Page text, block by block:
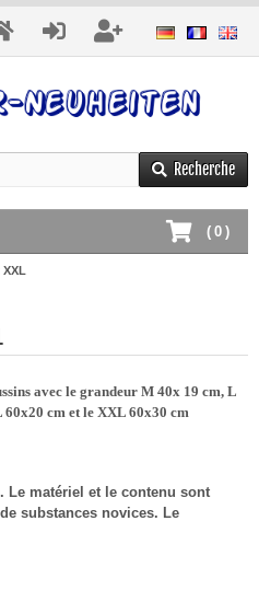
Recherche
( 0 )
avec le grandeur M 40x 19 cm, L
60x20 cm et le XXL 60x30 cm
Le matériel et le contenu sont
substances novices. Le